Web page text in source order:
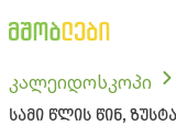
კალეიდოსკოპი
სამი წლის წინ,